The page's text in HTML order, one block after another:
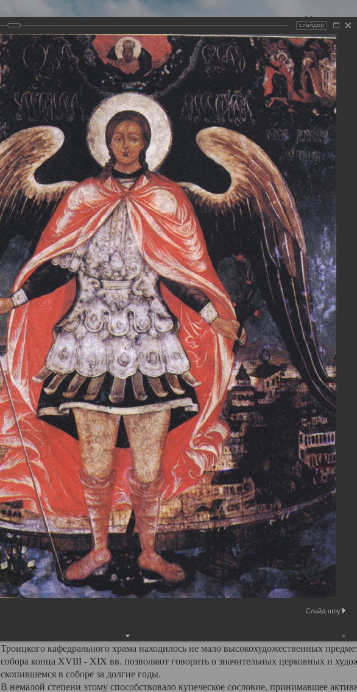
Виртуальный
Новомучеников и
Земли
Сайт создан по благословлению митрополита
и Холмогорского Даниила
Наследники Галерея Вопрос-ответ
Главная Галерея Храмы-мученики Архангельска Свято-Троицкий собор
Свято-Троицкий собор
Свято-Троицкий собор Архангельска
23.12.2015
Сегодня мы можем говорить, что Архангельск в большей мере, чем другие
пострадал от целенаправленных систематических разрушений, в результате
выдающихся памятников архитектуры. Больше всего по старому Архангельску
вызванная борьбой с религией, набравшая особую силу в конце 20 –х годов.
разрушение православного центра архангельской губернии - ансамбля
собора Архангельска.
Возникнув в начале XVIII века в центре Архангельска,
двухэтажный Троицкий собор, сразу превратился в зрительную и
XVIII веке по масштабам ему не было равных на Севере. Вплоть до разрушения
оставался самым высоким и значительным из городских строений Архангельска,
второе место, после гостиных дворов, в градостроительной картине Архангельска.
Один из самых больших и светлых соборов России воплотил в себе яркую и
портового города с отраженными в ней архитектурными течениями России,
архангелогородской школы церковного зодчества.
Масштабность, благолепие и богатство собора, вполне оправдывали его
заслуженно выделяя из многочисленных культовых построек города. Обширный и
иконостас украшенный колоннами ионического стиля, с единственными нигде не
царскими вратами, изящным фронтоном и множеством резных, символических
собой поистине художественную ценность. В совокупности же с живописью,
шитьем, многочисленными предметами церковной утвари интерьер Троицкого
неповторимый красочный ансамбль декоративного убранства собора, на
поражающий воображение своих посетителей. В соборной ризнице, библиотеке,
Троицкого кафедрального храма находилось не мало высокохудожественных
собора конца XVIII - XIX вв. позволяют говорить о значительных церковных и
скопившемся в соборе за долгие годы.
В немалой степени этому способствовало купеческое сословие, принимавшее
слайдер
Слайд-шоу: